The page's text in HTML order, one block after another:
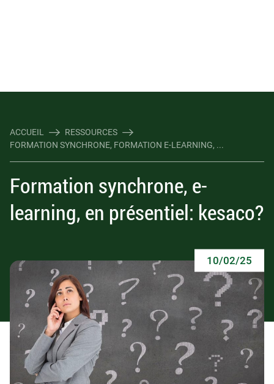
ACCUEIL
RESSOURCES
FORMATION SYNCHRONE, FORMATION E-LEARNING, ...
Formation synchrone, e-
learning, en présentiel: kesaco?
10/02/25